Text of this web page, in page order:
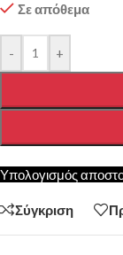
Σε απόθεμα
- +
Υπολογισμός
Σύγκριση